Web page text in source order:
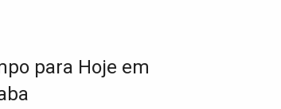
para Hoje em